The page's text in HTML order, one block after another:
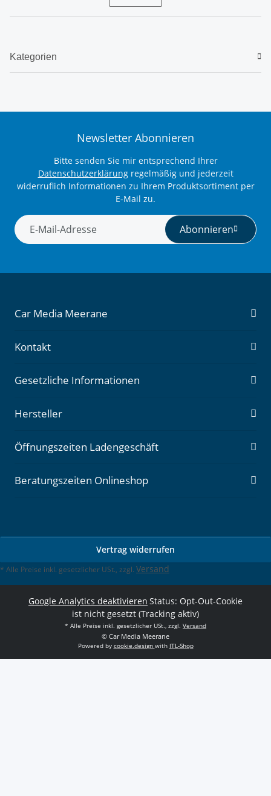
Kategorien
Newsletter Abonnieren
Bitte senden Sie mir entsprechend Ihrer
Datenschutzerklärungregelmäßig und jederzeit
widerruflich Informationen zu Ihrem Produktsortiment per
E-Mail zu.
Abonnieren
Car Media Meerane
Kontakt
Gesetzliche Informationen
Hersteller
Öffnungszeiten Ladengeschäft
Beratungszeiten Onlineshop
Vertrag widerrufen
* Alle Preise inkl. gesetzlicher USt., zzgl. Versand
Google Analytics deaktivieren Status: Opt-Out-Cookie
ist nicht gesetzt (Tracking aktiv)
* Alle Preise inkl. gesetzlicher USt., zzgl. Versand
© Car Media Meerane
Powered by cookie.design with JTL-Shop